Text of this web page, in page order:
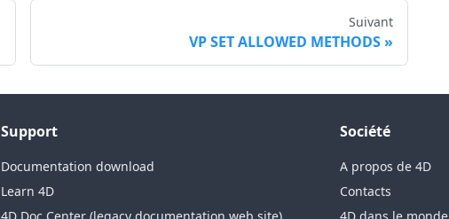
Suivant
VP SET ALLOWED METHODS
Support
Documentation download
Learn 4D
Société
A propos de 4D
Contacts